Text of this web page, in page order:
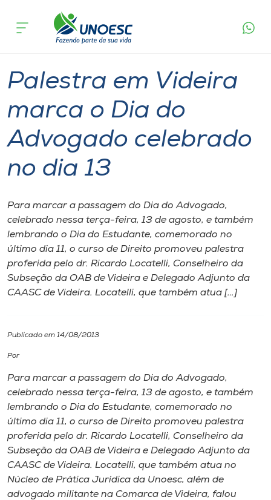
Cursos
Atendimento ao Estudante
Portal de Ensino
A
Internacionalização
I.nova
Diplomados
CPA
Biblioteca
Editora
acontece
Palestra em Videira
marca o Dia do
Advogado celebrado
no dia 13
Para marcar a passagem do Dia do Advogado,
celebrado nessa terça-feira, 13 de agosto, e também
lembrando o Dia do Estudante, comemorado no
último dia 11, o curso de Direito promoveu palestra
proferida pelo dr. Ricardo Locatelli, Conselheiro da
Subseção da OAB de Videira e Delegado Adjunto da
CAASC de Videira. Locatelli, que também atua […]
Publicado em 14/08/2013
Por
Para marcar a passagem do Dia do Advogado,
celebrado nessa terça-feira, 13 de agosto, e também
lembrando o Dia do Estudante, comemorado no
último dia 11, o curso de Direito promoveu palestra
proferida pelo dr. Ricardo Locatelli, Conselheiro da
Subseção da OAB de Videira e Delegado Adjunto da
CAASC de Videira. Locatelli, que também atua no
Núcleo de Prática Jurídica da Unoesc, além de
advogado militante na Comarca de Videira, falou